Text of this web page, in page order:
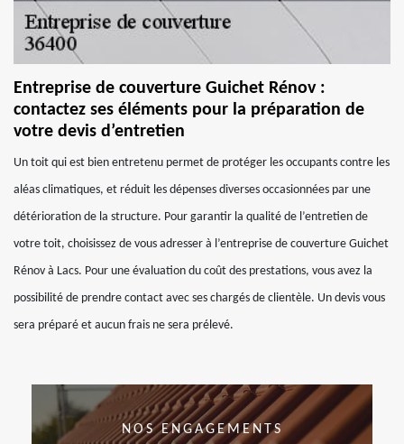
Entreprise de couverture Guichet Rénov :
contactez ses éléments pour la préparation de
votre devis d’entretien
Un toit qui est bien entretenu permet de protéger les occupants contre les
aléas climatiques, et réduit les dépenses diverses occasionnées par une
détérioration de la structure. Pour garantir la qualité de l’entretien de
votre toit, choisissez de vous adresser à l’entreprise de couverture Guichet
Rénov à Lacs. Pour une évaluation du coût des prestations, vous avez la
possibilité de prendre contact avec ses chargés de clientèle. Un devis vous
sera préparé et aucun frais ne sera prélevé.
NOS ENGAGEMENTS